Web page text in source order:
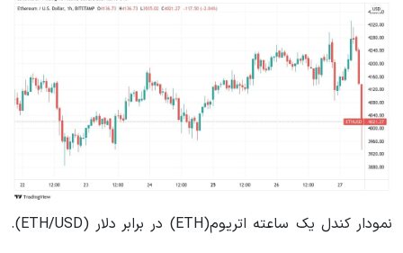
نمودار کندل یک ساعته اتریوم(ETH) در برابر دلار (ETH/USD).